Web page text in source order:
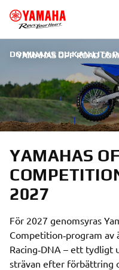
YAMAHAS OFF ROAD
DOMINANS DU KAN LITA
YAMAHAS
2027
För 2027 genomsyras
Competition‑program av
Racing‑DNA – ett
strävan efter förbättring